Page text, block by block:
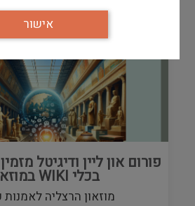
פורום און ליין ודיגיטל
בכלי WIKI במוזאונים
מוזאון הרצליה לאמנות
אישור